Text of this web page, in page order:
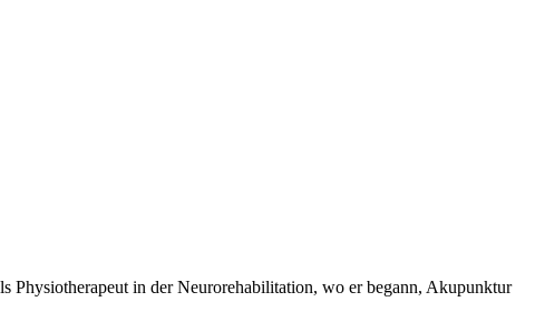
Physiotherapeut in der Neurorehabilitation, wo er begann, Akupunktur